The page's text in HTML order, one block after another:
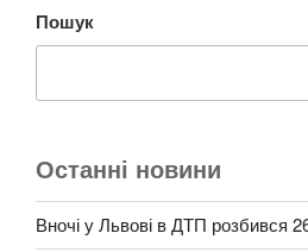
Пошук
Останні новини
Вночі у Львові в ДТП розбився